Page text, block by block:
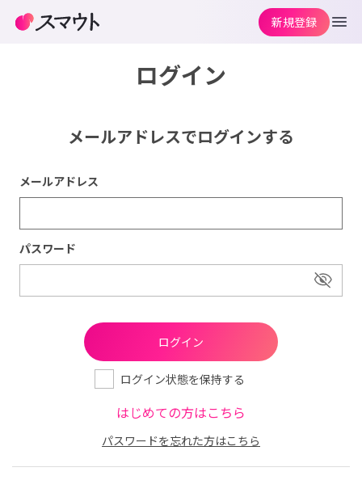
ログイン
メールアドレスでログインする
メールアドレス
パスワード
ログイン状態を保持する
はじめての方はこちら
パスワードを忘れた方はこちら
新規登録